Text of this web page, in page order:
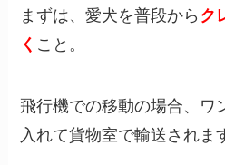
まずは、愛犬を普段から ク
く こと。
飛行機での移動の場合、ワ
入れて貨物室で輸送されま